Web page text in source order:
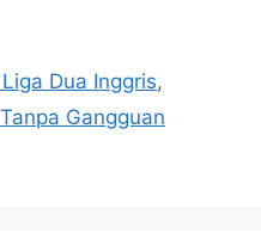
Dua Inggris,
Gangguan